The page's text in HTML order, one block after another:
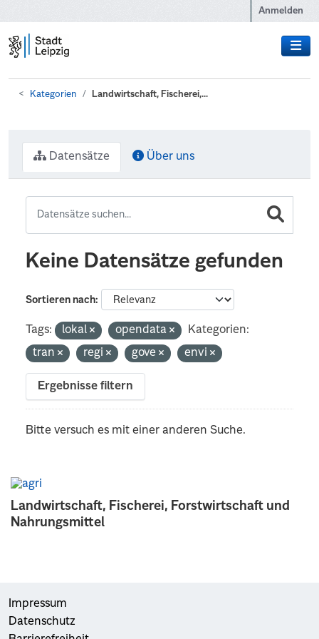
Anmelden
Kategorien Landwirtschaft, Fischerei,...
Landwirtschaft, Fischerei, Forstwirtschaft und
Nahrungsmittel
Datensätze Über uns
Keine Datensätze gefunden
Sortieren nach
Tags: lokal opendata
Kategorien:
tran
regi gove envi
Ergebnisse filtern
Bitte versuch es mit einer anderen Suche.
Impressum
Datenschutz